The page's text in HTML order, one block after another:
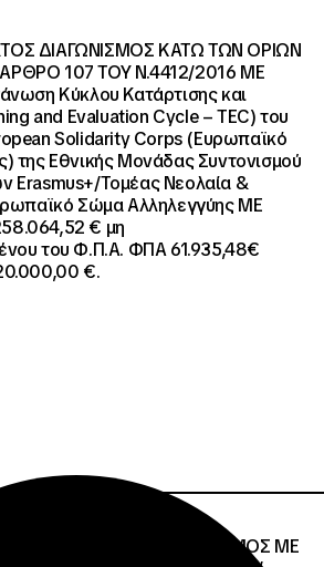
ΔΙΑΓΩΝΙΣΜΟΣ ΚΑΤΩ ΤΩΝ ΟΡΙΩΝ
107 ΤΟΥ Ν.4412/2016 ΜΕ
Κύκλου Κατάρτισης και
and Evaluation Cycle – TEC) του
Solidarity Corps (Ευρωπαϊκό
της Εθνικής Μονάδας Συντονισμού
Erasmus+/Τομέας Νεολαία &
Σώμα Αλληλεγγύης ΜΕ
€ μη
του Φ.Π.Α. ΦΠΑ 61.935,48€
€.
ΗΛΕΚΤΡΟΝΙΚΟΣ ΔΙΑΓΩΝΙΣΜΟΣ ΜΕ